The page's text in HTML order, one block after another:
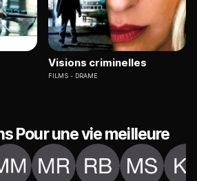
Visions criminelles
FILMS DRAME
Pour une vie meilleure